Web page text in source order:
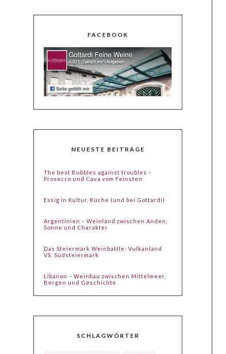
FACEBOOK
NEUESTE BEITRÄGE
The best Bubbles against troubles –
Prosecco und Cava vom Feinsten
Essig in Kultur, Küche (und bei Gottardi)
Argentinien – Weinland zwischen Anden,
Sonne und Charakter
Das Steiermark Weinbattle: Vulkanland
VS. Südsteiermark
Libanon – Weinbau zwischen Mittelmeer,
Bergen und Geschichte
SCHLAGWÖRTER